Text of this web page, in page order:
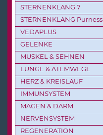
STERNENKLANG 7
STERNENKLANG Purness
VEDAPLUS
GELENKE
MUSKEL & SEHNEN
LUNGE & ATEMWEGE
HERZ & KREISLAUF
IMMUNSYSTEM
MAGEN & DARM
NERVENSYSTEM
REGENERATION